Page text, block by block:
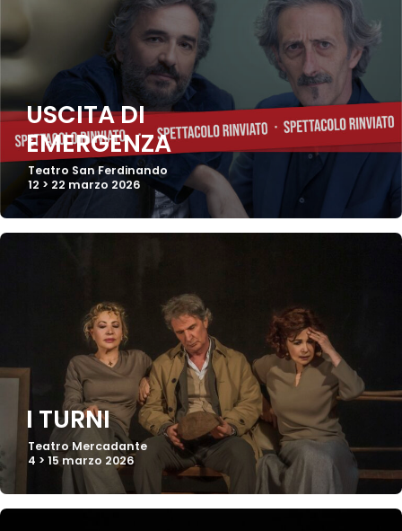
USCITA DI
EMERGENZA
Teatro San Ferdinando
12 > 22 marzo 2026
I TURNI
Teatro Mercadante
4 > 15 marzo 2026